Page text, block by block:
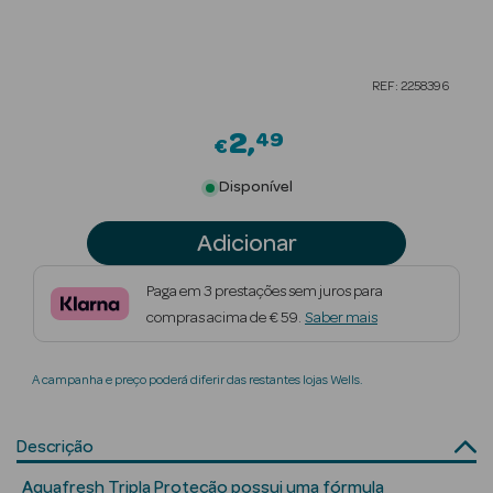
Beauty Season
Maquilhagem
Beauty Season
REF: 2258396
€2 49
Disponível
Adicionar
Paga em 3 prestações sem juros para
compras acima de € 59. Saber mais
A campanha e preço poderá diferir das restantes lojas Wells.
Descrição
Aquafresh Tripla Proteção possui uma fórmula